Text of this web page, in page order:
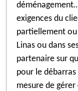
exigences du
partiellement
Linas ou dans
partenaire sur
pour le
mesure de